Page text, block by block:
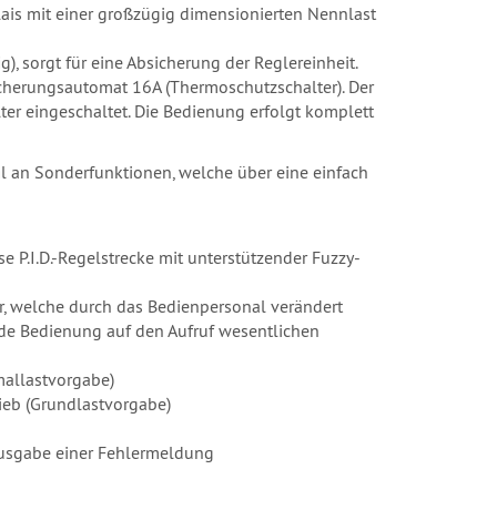
mit einer großzügig dimensionierten Nennlast
sorgt für eine Absicherung der Reglereinheit.
16A (Thermoschutzschalter). Der
eingeschaltet. Die Bedienung erfolgt komplett
an Sonderfunktionen, welche über eine einfach
Regelstrecke mit unterstützender Fuzzy-
welche durch das Bedienpersonal verändert
Bedienung auf den Aufruf wesentlichen
(Grundlastvorgabe)
einer Fehlermeldung